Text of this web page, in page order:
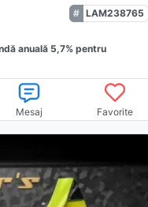
LAM238765
anuală 5,7% pentru
Mesaj Favorite